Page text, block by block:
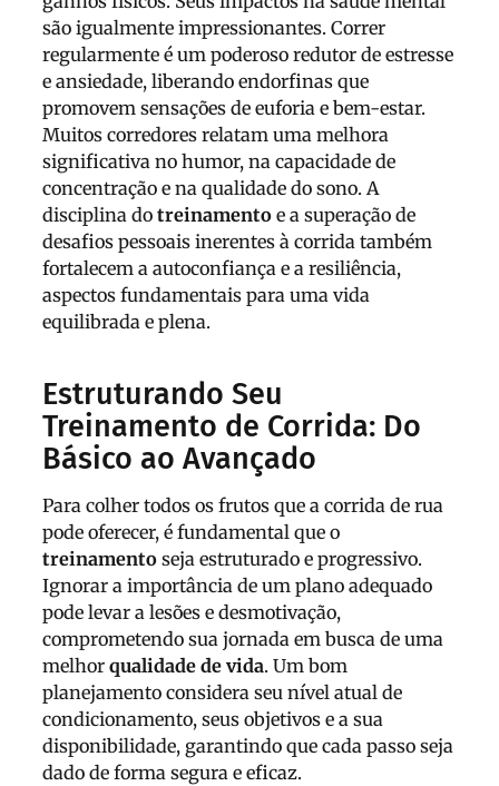
são igualmente impressionantes. Correr
regularmente é um poderoso redutor de estresse
e ansiedade, liberando endorfinas que
promovem sensações de euforia e bem-estar.
Muitos corredores relatam uma melhora
significativa no humor, na capacidade de
concentração e na qualidade do sono. A
disciplina do treinamento e a superação de
desafios pessoais inerentes à corrida também
fortalecem a autoconfiança e a resiliência,
aspectos fundamentais para uma vida
equilibrada e plena.
Estruturando Seu
Treinamento de Corrida: Do
Básico ao Avançado
Para colher todos os frutos que a corrida de rua
pode oferecer, é fundamental que o
treinamento seja estruturado e progressivo.
Ignorar a importância de um plano adequado
pode levar a lesões e desmotivação,
comprometendo sua jornada em busca de uma
melhor qualidade de vida. Um bom
planejamento considera seu nível atual de
condicionamento, seus objetivos e a sua
disponibilidade, garantindo que cada passo seja
dado de forma segura e eficaz.